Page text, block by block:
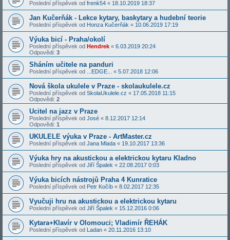
Poslední příspěvek od frenk54 « 18.10.2019 18:37
Jan Kučerňák - Lekce kytary, baskytary a hudební teorie
Poslední příspěvek od Honza Kučerňák « 10.06.2019 17:19
Výuka bicí - Praha/okolí
Poslední příspěvek od Hendrek « 6.03.2019 20:24
Odpovědi: 3
Sháním učitele na panduri
Poslední příspěvek od ...EDGE... « 5.07.2018 12:06
Nová škola ukulele v Praze - skolaukulele.cz
Poslední příspěvek od SkolaUkulele.cz « 17.05.2018 11:15
Odpovědi: 2
Ucitel na jazz v Praze
Poslední příspěvek od José « 8.12.2017 12:14
Odpovědi: 1
UKULELE výuka v Praze - ArtMaster.cz
Poslední příspěvek od Jana Mlada « 19.10.2017 13:36
Výuka hry na akustickou a elektrickou kytaru Kladno
Poslední příspěvek od Jiří Špalek « 22.08.2017 0:03
Výuka bicích nástrojů Praha 4 Kunratice
Poslední příspěvek od Petr Kočíb « 8.02.2017 12:35
Vyučuji hru na akustickou a elektrickou kytaru
Poslední příspěvek od Jiří Špalek « 15.12.2016 0:06
Kytara+Klavír v Olomouci; Vladimír ŘEHÁK
Poslední příspěvek od Ladan « 20.11.2016 13:10